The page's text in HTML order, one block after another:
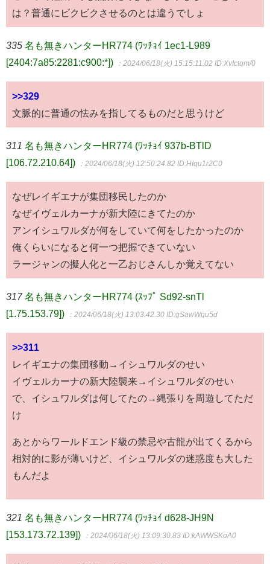
は？普通にビクビクさせるのとは違うでしょ
335 名も無きハンターHR774 (ﾜｯﾁｮｲ 1ec1-L989
[2404:7a85:2281:c900:*])
：2024/06/18(火) 15:15:11.02 ID:XvIctqm/0
>>329
文脈的に普通の怯みを指してるものだと思うけど
311 名も無きハンターHR774 (ﾜｯﾁｮｲ 937b-BTlD
[106.72.210.64])
：2024/06/18(火) 12:50:24.82 ID:HIqu1r2C0
なぜレイギエナが集団移民したのか
なぜイヴェルカーナが新大陸にきてたのか
アンイシュワルダが何をしていて何をしたかったのか
俺くらいになると何一つ把握できていない
ラージャンの擬人化と一乙おじさんしか覚えてない
317 名も無きハンターHR774 (ｽｯﾌﾟ Sd92-snTl
[1.75.153.79])
：2024/06/18(火) 13:03:42.30 ID:gSawWqu5d
>>311
レイギエナの集団移動→イシュワルダのせい
イヴェルカーナの新大陸襲来→イシュワルダのせい
で、イシュワルダは何してたの→縄張りを周遊してただ
け
あとからワールドエンド級の禁忌や古龍が出てくるから
相対的に影が薄いけど、イシュワルダの迷惑度も大した
もんだよ
321 名も無きハンターHR774 (ﾜｯﾁｮｲ d628-JH9N
[153.173.72.139])
：2024/06/18(火) 13:09:30.83 ID:kAWWSKoA0